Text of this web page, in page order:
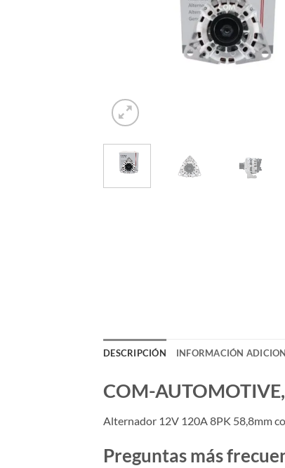
DESCRIPCIÓN INFORMACIÓN
COM-
Alternador 12V 120A 8PK 58,8mm
Preguntas más